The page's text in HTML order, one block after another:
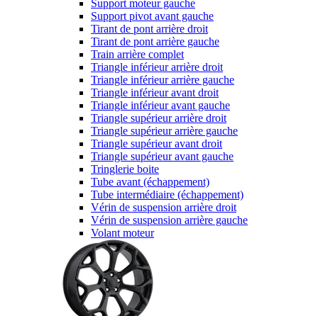
Support moteur gauche
Support pivot avant gauche
Tirant de pont arrière droit
Tirant de pont arrière gauche
Train arrière complet
Triangle inférieur arrière droit
Triangle inférieur arrière gauche
Triangle inférieur avant droit
Triangle inférieur avant gauche
Triangle supérieur arrière droit
Triangle supérieur arrière gauche
Triangle supérieur avant droit
Triangle supérieur avant gauche
Tringlerie boite
Tube avant (échappement)
Tube intermédiaire (échappement)
Vérin de suspension arrière droit
Vérin de suspension arrière gauche
Volant moteur